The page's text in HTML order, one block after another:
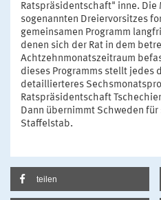
Ratspräsidentschaft" inne.
sogenannten Dreiervorsitzes
gemeinsamen Programm
denen sich der Rat in dem
Achtzehnmonatszeitraum
dieses Programms stellt jedes
detaillierteres
Ratspräsidentschaft
Dann übernimmt Schweden
Staffelstab.
teilen